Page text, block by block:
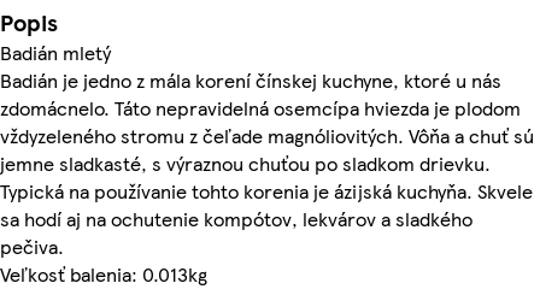
Popis
Badián mletý
Badián je jedno z mála korení čínskej kuchyne, ktoré u nás
zdomácnelo. Táto nepravidelná osemcípa hviezda je plodom
vždyzeleného stromu z čeľade magnóliovitých. Vôňa a chuť sú
jemne sladkasté, s výraznou chuťou po sladkom drievku.
Typická na používanie tohto korenia je ázijská kuchyňa. Skvele
sa hodí aj na ochutenie kompótov, lekvárov a sladkého
pečiva.
Veľkosť balenia: 0.013kg